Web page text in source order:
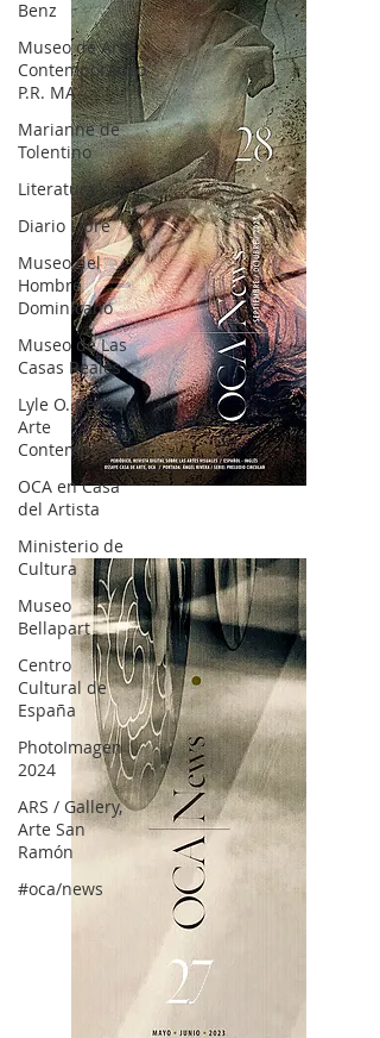
Benz
Museo de Arte
Contemporáneo
P.R. MA
Marianne de
Tolentino
Literatura
Diario Libre
Museo del
Hombre
Dominicano
Museo de Las
Casas Reales
Lyle O. Reitzel
Arte
Contemporáneo
OCA en Casa
del Artista
Ministerio de
Cultura
Museo
Bellapart
Centro
Cultural de
España
PhotoImagen
2024
ARS / Gallery,
Arte San
Ramón
#oca/news
OCA|News 28 / Julio-Agosto-Septiembre, 2023